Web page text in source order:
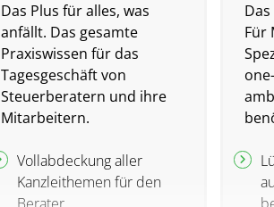
Das Plus für alles, was
anfällt. Das gesamte
Praxiswissen für das
Tagesgeschäft von
Steuerberatern und ihre
Mitarbeitern.
Vollabdeckung aller
Kanzleithemen für den
Für